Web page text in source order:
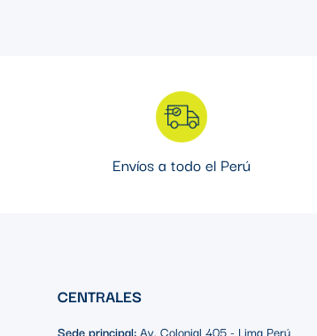
Envíos a todo el Perú
CENTRALES
Sede principal:Av. Colonial 405 - Lima Perú